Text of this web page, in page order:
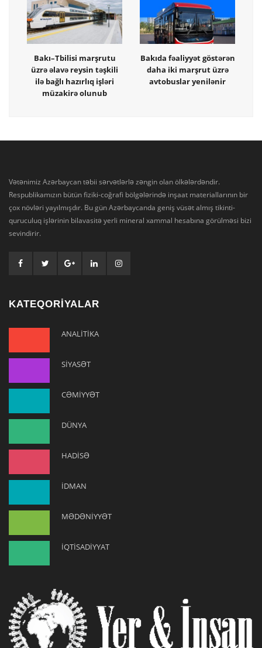
Bakı–Tbilisi marşrutu
üzrə əlavə reysin təşkili
ilə bağlı hazırlıq işləri
müzakirə olunub
Bakıda fəaliyyət göstərən
daha iki marşrut üzrə
avtobuslar yenilənir
Vətənimiz Azərbaycan təbii sərvətlərlə zəngin olan ölkələrdəndir.
Respublikamızın bütün fiziki-coğrafi bölgələrində inşaat materiallarının bir
çox növləri yayılmışdır. Bu gün Azərbaycanda geniş vüsət almış tikinti-
quruculuq işlərinin bilavasitə yerli mineral xammal hesabına görülməsi bizi
sevindirir.
KATEQORİYALAR
ANALİTİKA
SİYASƏT
CƏMİYYƏT
DÜNYA
HADİSƏ
İDMAN
MƏDƏNİYYƏT
İQTİSADİYYAT